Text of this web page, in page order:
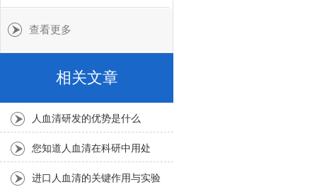
查看更多
相关文章
人血清研发的优势是什么
您知道人血清在科研中用处
吗？
进口人血清的关键作用与实验